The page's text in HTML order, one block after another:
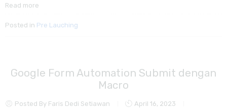
Read more
Posted in Pre Lauching
Google Form Automation Submit dengan
Macro
Posted By Faris Dedi Setiawan April 16, 2023